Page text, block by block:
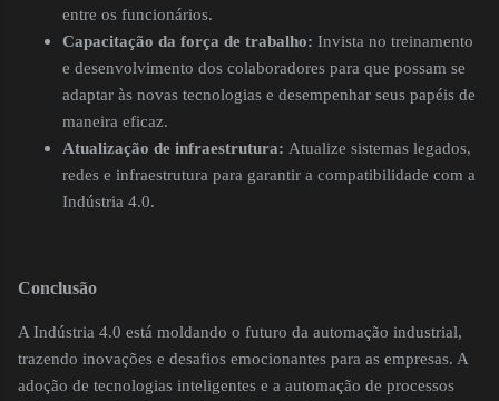
entre os funcionários.
Capacitação da força de trabalho: Invista no treinamento
e desenvolvimento dos colaboradores para que possam se
adaptar às novas tecnologias e desempenhar seus papéis de
maneira eficaz.
Atualização de infraestrutura: Atualize sistemas legados,
redes e infraestrutura para garantir a compatibilidade com a
Indústria 4.0.
Conclusão
A Indústria 4.0 está moldando o futuro da automação industrial,
trazendo inovações e desafios emocionantes para as empresas. A
adoção de tecnologias inteligentes e a automação de processos